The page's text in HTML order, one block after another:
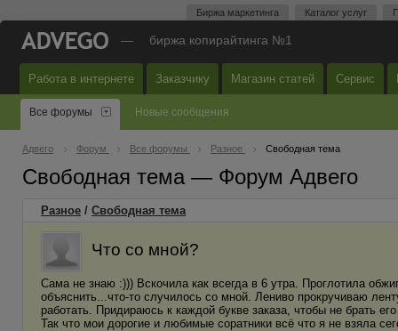
Биржа маркетинга Каталог услуг
— биржа копирайтинга №1
Работа в интернете Заказчику Магазин статей Сервис
Все форумы Новые сообщения
Адвего Форум Все форумы Разное Свободная тема
Свободная тема — Форум Адвего
Разное / Свободная тема
Что со мной?
Сама не знаю :))) Вскочила как всегда в 6 утра. Проглотила
объяснить...что-то случилось со мной. Лениво прокручиваю
работать. Придираюсь к каждой букве заказа, чтобы не брать
Так что мои дорогие и любимые соратники всё что я не взяла